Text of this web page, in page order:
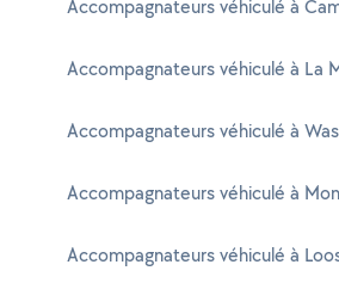
Accompagnateurs véhiculé à
Accompagnateurs véhiculé à La
Accompagnateurs véhiculé à
Accompagnateurs véhiculé à
Accompagnateurs véhiculé à